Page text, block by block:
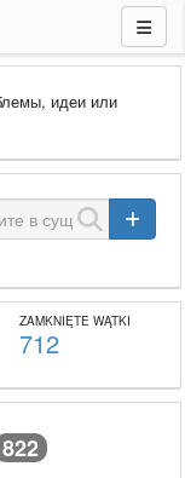
идеи или
ZAMKNIĘTE WĄTKI
712
822